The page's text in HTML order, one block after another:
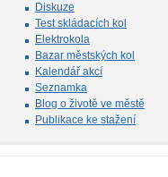
Diskuze
Test skládacích kol
Elektrokola
Bazar městských kol
Kalendář akcí
Seznamka
Blog o životě ve městě
Publikace ke stažení